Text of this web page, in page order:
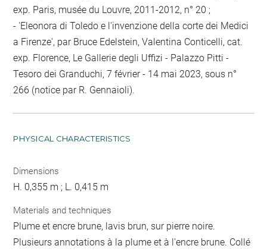
exp. Paris, musée du Louvre, 2011-2012, n° 20 ;
- 'Eleonora di Toledo e l'invenzione della corte dei Medici
a Firenze', par Bruce Edelstein, Valentina Conticelli, cat.
exp. Florence, Le Gallerie degli Uffizi - Palazzo Pitti -
Tesoro dei Granduchi, 7 février - 14 mai 2023, sous n°
266 (notice par R. Gennaioli).
PHYSICAL CHARACTERISTICS
Dimensions
H. 0,355 m ; L. 0,415 m
Materials and techniques
Plume et encre brune, lavis brun, sur pierre noire.
Plusieurs annotations à la plume et à l'encre brune. Collé